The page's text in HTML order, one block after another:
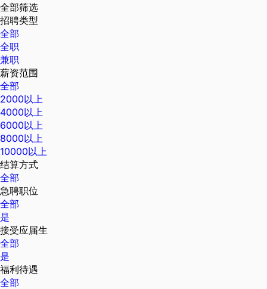
全部筛选
招聘类型
全部
全职
兼职
薪资范围
全部
2000以上
4000以上
6000以上
8000以上
10000以上
结算方式
全部
急聘职位
全部
是
接受应届生
全部
是
福利待遇
全部